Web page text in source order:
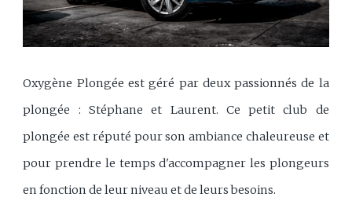
Oxygène Plongée est géré par deux passionnés de la
plongée : Stéphane et Laurent. Ce petit club de
plongée est réputé pour son ambiance chaleureuse et
pour prendre le temps d'accompagner les plongeurs
en fonction de leur niveau et de leurs besoins.